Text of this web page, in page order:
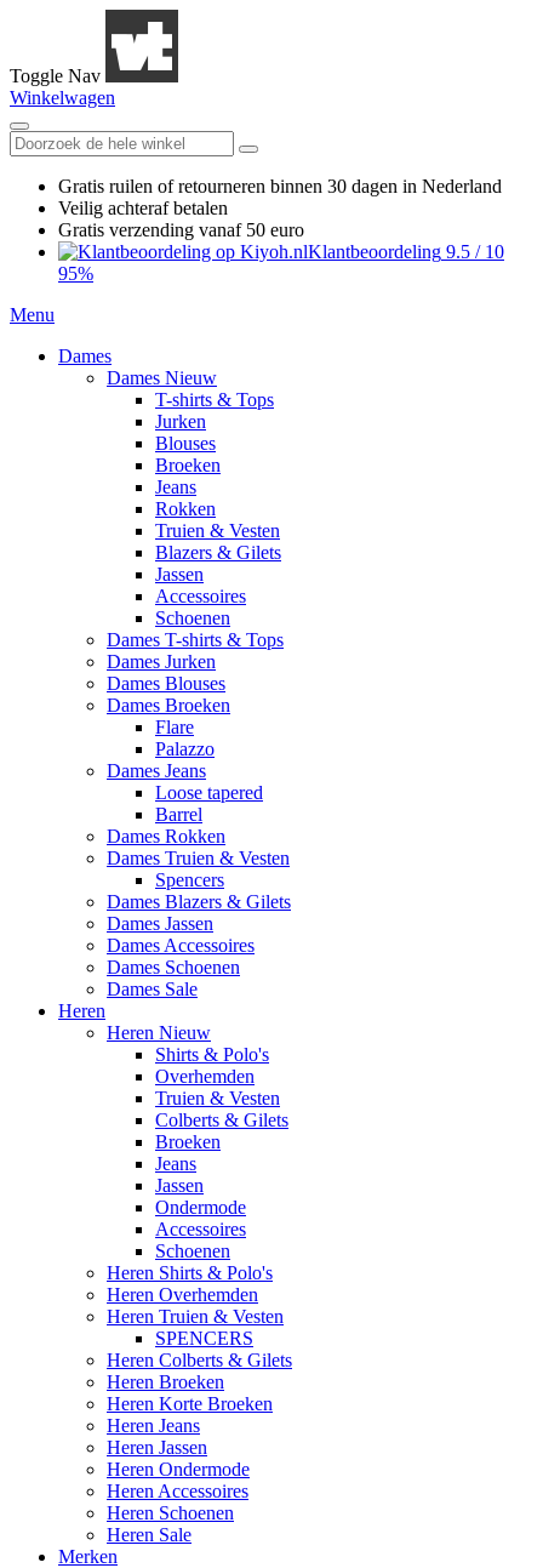
Toggle Nav
Winkelwagen
Gratis ruilen of retourneren binnen 30 dagen in Nederland
Veilig achteraf betalen
Gratis verzending vanaf 50 euro
Klantbeoordeling 9.5 / 10
95%
Menu
Dames
Dames Nieuw
T-shirts & Tops
Jurken
Blouses
Broeken
Jeans
Rokken
Truien & Vesten
Blazers & Gilets
Jassen
Accessoires
Schoenen
Dames T-shirts & Tops
Dames Jurken
Dames Blouses
Dames Broeken
Flare
Palazzo
Dames Jeans
Loose tapered
Barrel
Dames Rokken
Dames Truien & Vesten
Spencers
Dames Blazers & Gilets
Dames Jassen
Dames Accessoires
Dames Schoenen
Dames Sale
Heren
Heren Nieuw
Shirts & Polo's
Overhemden
Truien & Vesten
Colberts & Gilets
Broeken
Jeans
Jassen
Ondermode
Accessoires
Schoenen
Heren Shirts & Polo's
Heren Overhemden
Heren Truien & Vesten
SPENCERS
Heren Colberts & Gilets
Heren Broeken
Heren Korte Broeken
Heren Jeans
Heren Jassen
Heren Ondermode
Heren Accessoires
Heren Schoenen
Heren Sale
Merken